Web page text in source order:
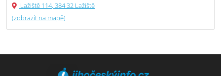
Lažiště 114, 384 32 Lažiště
(zobrazit na mapě)